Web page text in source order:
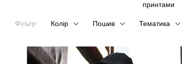
Фільтр Колір Пошив Тематика